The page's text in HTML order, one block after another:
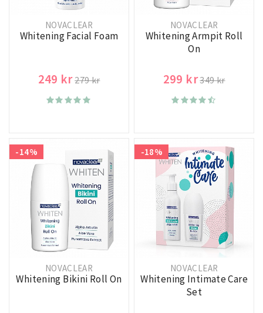
NOVACLEAR
Whitening Facial Foam
249 kr279 kr
NOVACLEAR
Whitening Armpit Roll
On
299 kr349 kr
-14%
NOVACLEAR
Whitening Bikini Roll On
-18%
NOVACLEAR
Whitening Intimate Care
Set